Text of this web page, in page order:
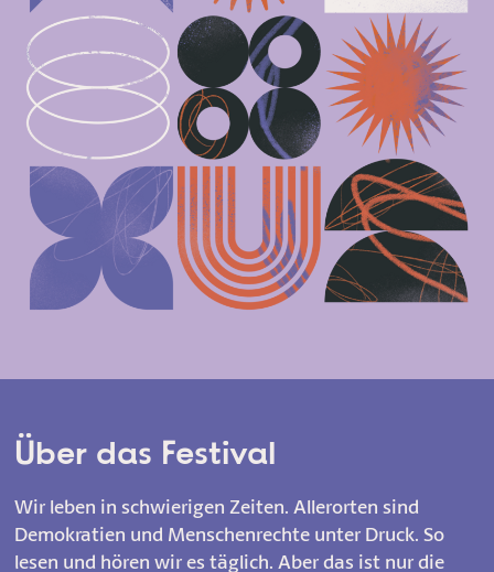
Über das Festival
Wir leben in schwierigen Zeiten. Allerorten sind
Demokratien und Menschenrechte unter Druck. So
lesen und hören wir es täglich. Aber das ist nur die